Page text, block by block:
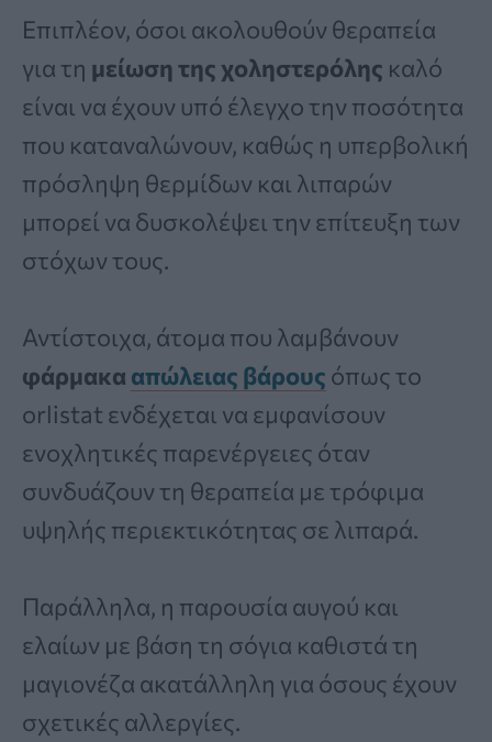
Επιπλέον, όσοι ακολουθούν θεραπεία
για τη μείωση της χοληστερόλης καλό
είναι να έχουν υπό έλεγχο την ποσότητα
που καταναλώνουν, καθώς η υπερβολική
πρόσληψη θερμίδων και λιπαρών
μπορεί να δυσκολέψει την επίτευξη των
στόχων τους.
Αντίστοιχα, άτομα που λαμβάνουν
φάρμακα απώλειας βάρους όπως το
orlistat ενδέχεται να εμφανίσουν
ενοχλητικές παρενέργειες όταν
συνδυάζουν τη θεραπεία με τρόφιμα
υψηλής περιεκτικότητας σε λιπαρά.
Παράλληλα, η παρουσία αυγού και
ελαίων με βάση τη σόγια καθιστά τη
μαγιονέζα ακατάλληλη για όσους έχουν
σχετικές αλλεργίες.